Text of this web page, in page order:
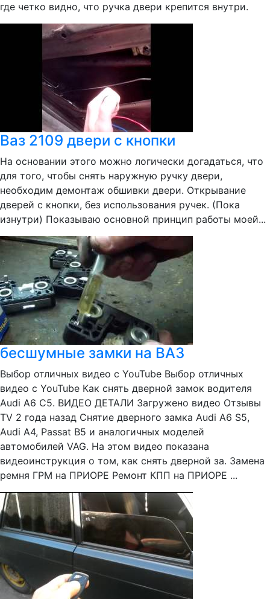
где четко видно, что ручка двери крепится внутри.
Ваз 2109 двери с кнопки
На основании этого можно логически догадаться, что
для того, чтобы снять наружную ручку двери,
необходим демонтаж обшивки двери. Открывание
дверей с кнопки, без использования ручек. (Пока
изнутри) Показываю основной принцип работы моей...
бесшумные замки на ВАЗ
Выбор отличных видео с YouTube Выбор отличных
видео с YouTube Как снять дверной замок водителя
Audi A6 C5. ВИДЕО ДЕТАЛИ Загружено видео Отзывы
TV 2 года назад Снятие дверного замка Audi A6 S5,
Audi A4, Passat B5 и аналогичных моделей
автомобилей VAG. На этом видео показана
видеоинструкция о том, как снять дверной за. Замена
ремня ГРМ на ПРИОРЕ Ремонт КПП на ПРИОРЕ ...